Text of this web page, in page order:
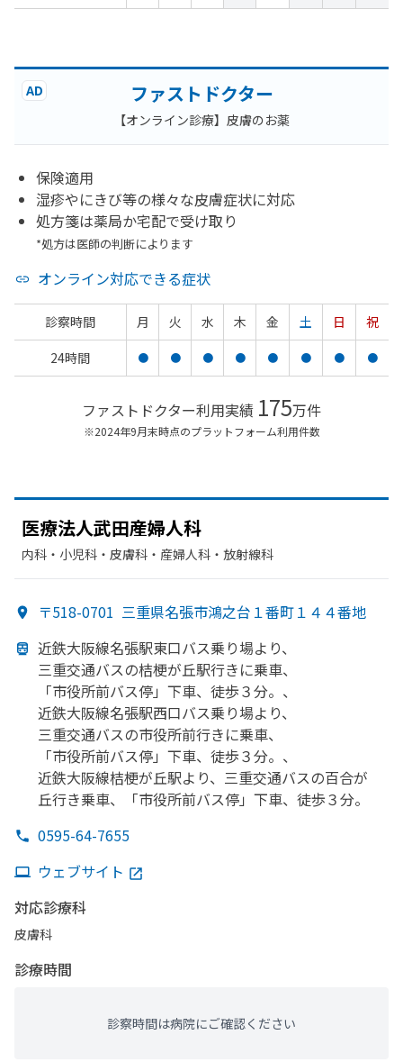
AD ファストドクター
【オンライン診療】皮膚のお薬
保険適用
湿疹やにきび等の様々な皮膚症状に対応
処方箋は薬局か宅配で受け取り
*処方は医師の判断によります
オンライン対応できる症状
診察時間 月 火 水 木 金 土 日
祝
24時間
● ● ● ● ● ● ● ●
ファストドクター利用実績 175万件
※2024年9月末時点のプラットフォーム利用件数
医療法人武田産婦人科
内科・​小児科・​皮膚科・​産婦人科・​放射線科
〒518-0701 三重県名張市鴻之台１番町１４４番地
近鉄大阪線名張駅東口バス乗り場より、
三重交通バスの桔梗が丘駅行きに乗車、
「市役所前バス停」 下車、 徒歩３分。、
近鉄大阪線名張駅西口バス乗り場より、
三重交通バスの市役所前行きに乗車、
「市役所前バス停」 下車、 徒歩３分。、
近鉄大阪線桔梗が丘駅より、 三重交通バスの百合が
丘行き乗車、
「市役所前バス停」 下車、 徒歩３分。
0595-64-7655
ウェブサイト
対応診療科
皮膚科
診療時間
診察時間は病院にご確認ください